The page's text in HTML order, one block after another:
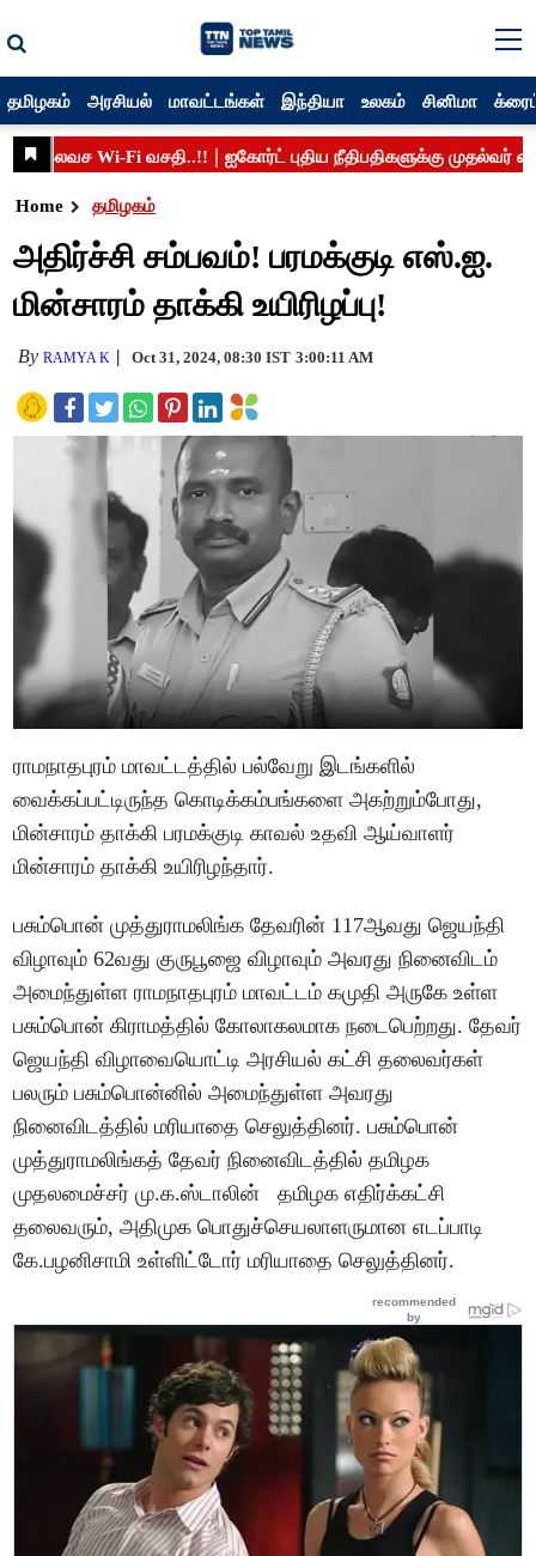
தமிழகம் அரசியல் மாவட்டங்கள் இந்தியா உலகம் சினிமா
Home தமிழகம்
அதிர்ச்சி சம்பவம்! பரமக்குடி எஸ்.ஐ.
மின்சாரம் தாக்கி உயிரிழப்பு!
ByRAMYA K Oct 31, 2024, 08:30 IST 3:00:11 AM
ராமநாதபுரம் மாவட்டத்தில் பல்வேறு இடங்களில்
வைக்கப்பட்டிருந்த கொடிக்கம்பங்களை அகற்றும்போது,
மின்சாரம் தாக்கி பரமக்குடி காவல் உதவி ஆய்வாளர்
மின்சாரம் தாக்கி உயிரிழந்தார்.
பசும்பொன் முத்துராமலிங்க தேவரின் 117ஆவது ஜெயந்தி
விழாவும் 62வது குருபூஜை விழாவும் அவரது நினைவிடம்
அமைந்துள்ள ராமநாதபுரம் மாவட்டம் கமுதி அருகே உள்ள
பசும்பொன் கிராமத்தில் கோலாகலமாக நடைபெற்றது. தேவர்
ஜெயந்தி விழாவையொட்டி அரசியல் கட்சி தலைவர்கள்
பலரும் பசும்பொன்னில் அமைந்துள்ள அவரது
நினைவிடத்தில் மரியாதை செலுத்தினர். பசும்பொன்
முத்துராமலிங்கத் தேவர் நினைவிடத்தில் தமிழக
முதலமைச்சர் மு.க.ஸ்டாலின் தமிழக எதிர்க்கட்சி
தலைவரும், அதிமுக பொதுச்செயலாளருமான எடப்பாடி
கே.பழனிசாமி உள்ளிட்டோர் மரியாதை செலுத்தினர்.